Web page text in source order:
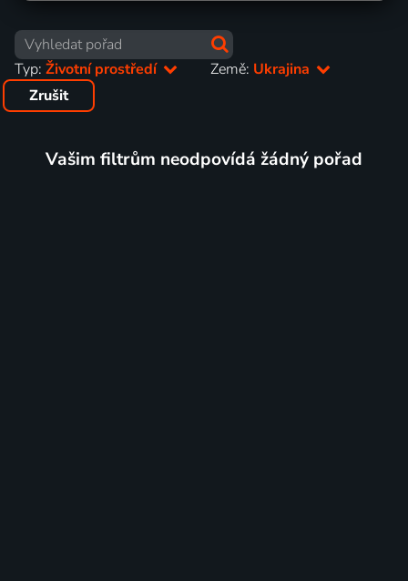
Typ: Životní prostředí Země: Ukrajina
Zrušit
Vašim filtrům neodpovídá žádný pořad